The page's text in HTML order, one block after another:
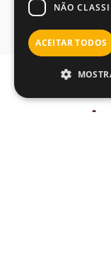
NÃO
ACEITAR TODOS